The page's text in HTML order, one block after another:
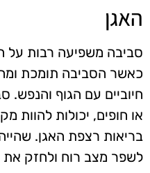
האגן
סביבה משפיעה רבות על
כאשר הסביבה תומכת
חיוביים עם הגוף והנפש.
או חופים, יכולות להוות
בריאות רצפת האגן.
לשפר מצב רוח ולחזק את